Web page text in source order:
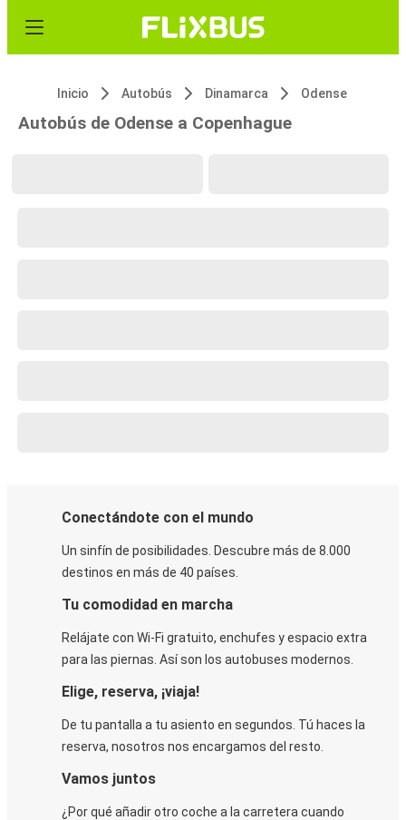
Inicio Autobús Dinamarca Odense
Autobús de Odense a Copenhague
Conectándote con el mundo
Un sinfín de posibilidades. Descubre más de 8.000
destinos en más de 40 países.
Tu comodidad en marcha
Relájate con Wi-Fi gratuito, enchufes y espacio extra
para las piernas. Así son los autobuses modernos.
Elige, reserva, ¡viaja!
De tu pantalla a tu asiento en segundos. Tú haces la
reserva, nosotros nos encargamos del resto.
Vamos juntos
¿Por qué añadir otro coche a la carretera cuando